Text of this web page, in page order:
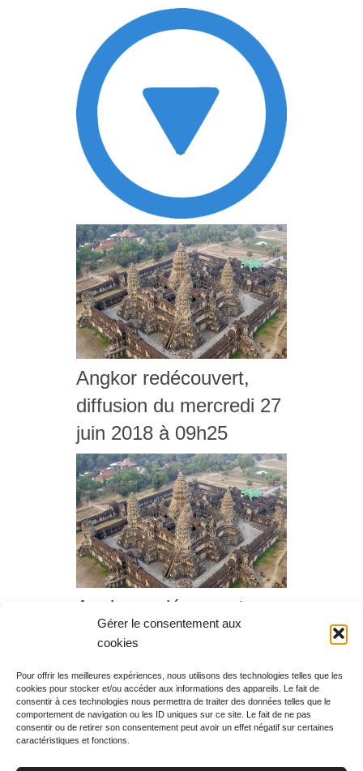
Gérer le consentement aux
cookies
Pour offrir les meilleures expériences, nous utilisons des technologies telles que les
cookies pour stocker et/ou accéder aux informations des appareils. Le fait de
consentir à ces technologies nous permettra de traiter des données telles que le
comportement de navigation ou les ID uniques sur ce site. Le fait de ne pas
consentir ou de retirer son consentement peut avoir un effet négatif sur certaines
caractéristiques et fonctions.
Angkor redécouvert,
diffusion du mercredi 27
juin 2018 à 09h25
Angkor redécouvert,
diffusion du dimanche
Rechercher votre
programme